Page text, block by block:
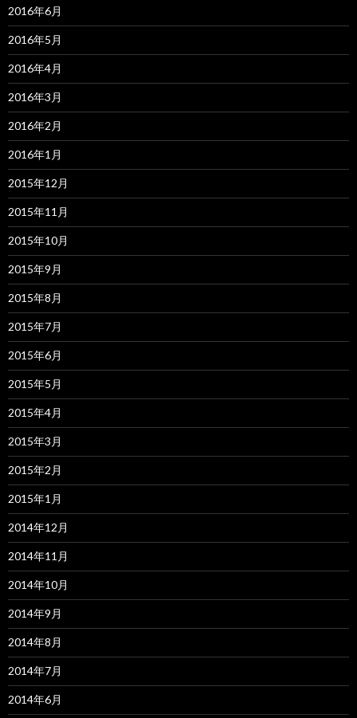
2016年6月
2016年5月
2016年4月
2016年3月
2016年2月
2016年1月
2015年12月
2015年11月
2015年10月
2015年9月
2015年8月
2015年7月
2015年6月
2015年5月
2015年4月
2015年3月
2015年2月
2015年1月
2014年12月
2014年11月
2014年10月
2014年9月
2014年8月
2014年7月
2014年6月